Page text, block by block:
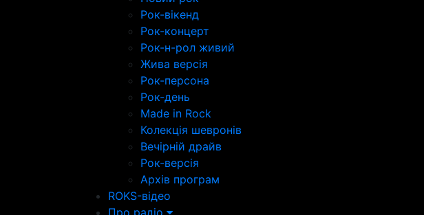
Рок-вікенд
Рок-концерт
Рок-н-рол живий
Жива версія
Рок-персона
Рок-день
Made in Rock
Колекція шевронів
Вечірній драйв
Рок-версія
Архів програм
ROKS-відео
Про радіо